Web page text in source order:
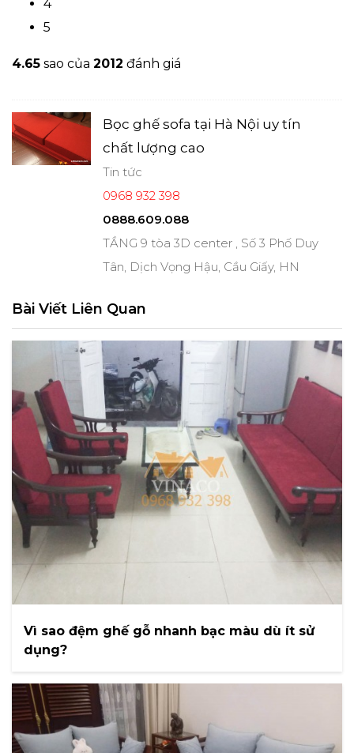
4
5
4.65 sao của 2012 đánh giá
Bọc ghế sofa tại Hà Nội uy tín
chất lượng cao
Tin tức
0968 932 398
0888.609.088
TẦNG 9 tòa 3D center , Số 3 Phố Duy
Tân, Dịch Vọng Hậu, Cầu Giấy, HN
Bài Viết Liên Quan
Vì sao đệm ghế gỗ nhanh bạc màu dù ít sử
dụng?